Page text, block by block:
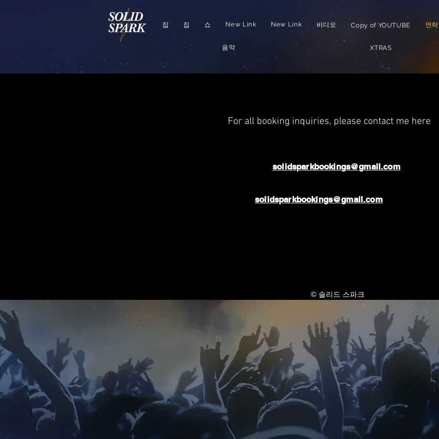
집 집 쇼 New Link New Link 비디오 Copy of YOUTUBE 연
음악 XTRAS
For all booking inquiries, please contact me here
solidsparkbookings@gmail.com
solidsparkbookings@gmail.com
© 솔리드 스파크